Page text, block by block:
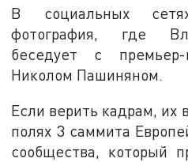
В социальных сетях
фотография, где
беседует с
Николом Пашиняном.
Если верить кадрам, их
полях 3 саммита
сообщества, который